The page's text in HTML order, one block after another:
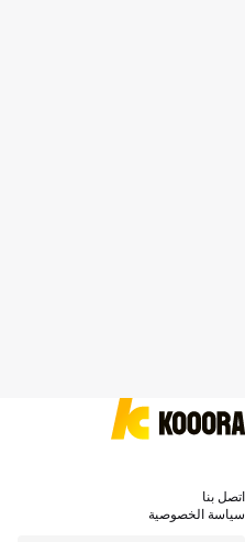
اتصل بنا
سياسة الخصوصية